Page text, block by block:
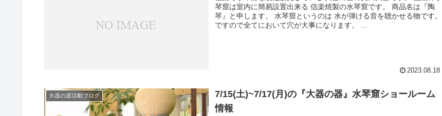
琴窟は室内に簡易設置出来る 信楽焼製の水琴窟です。 商品名は『陶
琴』と申します。 水琴窟というのは 水が弾ける音を聴かせる物です。
ですので全てにおいて穴が大事になります。 ...
2023.08.18
大器の器活動ブログ
7/15(土)~7/17(月)の『大器の器』水琴窟ショールーム
情報